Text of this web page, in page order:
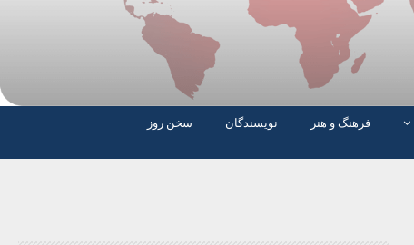
فرهنگ و هنر نویسندگان
سخن روز